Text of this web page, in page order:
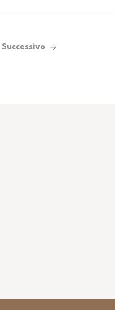
Successivo